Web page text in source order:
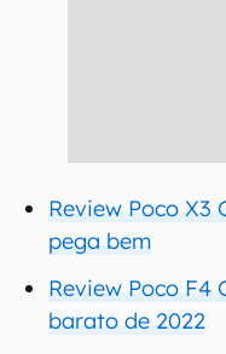
Review Poco X3
pega bem
Review Poco F4
barato de 2022